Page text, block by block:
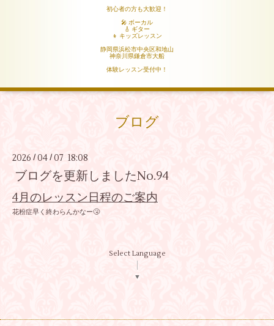
初心者の方も大歓迎！
🎤 ボーカル
🎸 ギター
👦 キッズレッスン
静岡県浜松市中央区和地山
神奈川県鎌倉市大船
体験レッスン受付中！
ブログ
2026 / 04 / 07 18:08
ブログを更新しましたNo.94
4月のレッスン日程のご案内
花粉症早く終わらんかなー🤧
Select Language
▼